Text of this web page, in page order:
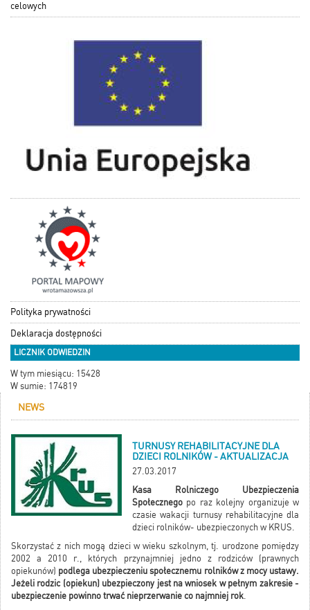
celowych
Polityka prywatności
Deklaracja dostępności
LICZNIK ODWIEDZIN
W tym miesiącu: 15428
W sumie: 174819
NEWS
TURNUSY REHABILITACYJNE DLA
DZIECI ROLNIKÓW - AKTUALIZACJA
27.03.2017
Kasa Rolniczego Ubezpieczenia
Społecznego po raz kolejny organizuje w
czasie wakacji turnusy rehabilitacyjne dla
dzieci rolników- ubezpieczonych w KRUS.
Skorzystać z nich mogą dzieci w wieku szkolnym, tj. urodzone pomiędzy
2002 a 2010 r., których przynajmniej jedno z rodziców (prawnych
opiekunów) podlega ubezpieczeniu społecznemu rolników z mocy ustawy.
Jeżeli rodzic (opiekun) ubezpieczony jest na wniosek w pełnym zakresie -
ubezpieczenie powinno trwać nieprzerwanie co najmniej rok.